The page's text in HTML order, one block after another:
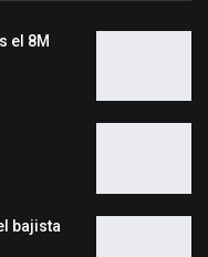
el 8M
bajista